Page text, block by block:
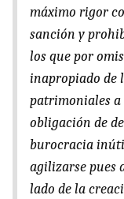
máximo rigor
sanción y
los que por
inapropiado de
patrimoniales a
obligación de
burocracia
agilizarse pues
lado de la